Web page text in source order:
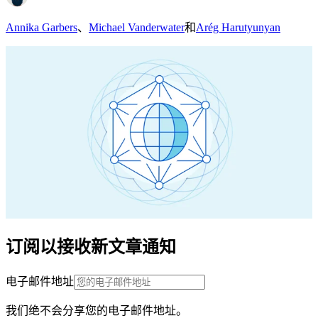
Annika Garbers、 Michael Vanderwater和Arég Harutyunyan
订阅以接收新文章通知
电子邮件地址
我们绝不会分享您的电子邮件地址。